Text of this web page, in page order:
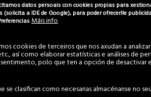
© 2022 Comunidade
datos persoais con cookies propias para
(solicita a IDE de Google), para poder ofrecerlle
Máis info
cookies de terceiros que nos axudan a
así como elaborar estatísticas e análises de
polo que ten a opción de desactivar
se clasifican como necesarias almacénanse no